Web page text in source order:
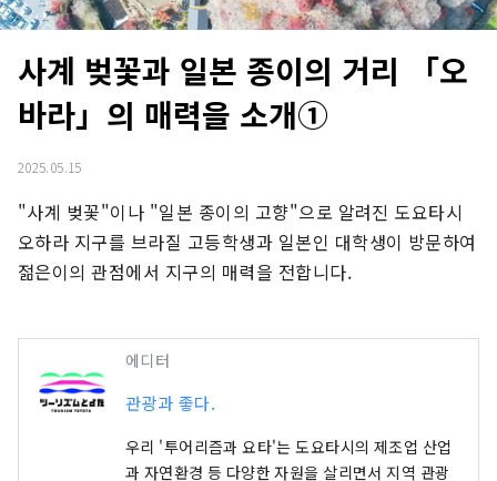
사계 벚꽃과 일본 종이의 거리 「오
바라」의 매력을 소개①
2025.05.15
"사계 벚꽃"이나 "일본 종이의 고향"으로 알려진 도요타시
오하라 지구를 브라질 고등학생과 일본인 대학생이 방문하여
젊은이의 관점에서 지구의 매력을 전합니다.
에디터
관광과 좋다.
우리 '투어리즘과 요타'는 도요타시의 제조업 산업
과 자연환경 등 다양한 자원을 살리면서 지역 관광